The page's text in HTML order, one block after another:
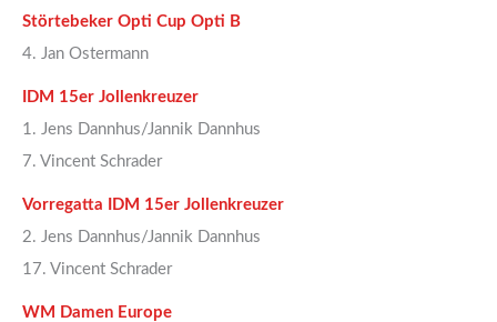
Störtebeker Opti Cup Opti B
4. Jan Ostermann
IDM 15er Jollenkreuzer
1. Jens Dannhus/Jannik Dannhus
7. Vincent Schrader
Vorregatta IDM 15er Jollenkreuzer
2. Jens Dannhus/Jannik Dannhus
17. Vincent Schrader
WM Damen Europe